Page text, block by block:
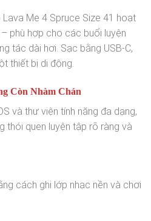
Me 4 Spruce Size 41 hoạt
phù hợp cho các buổi luyện
tác dài hơi. Sạc bằng USB-C,
thiết bị di động.
Còn Nhàm Chán
và thư viện tính năng đa dạng,
thói quen luyện tập rõ ràng và
cách ghi lớp nhạc nền và chơi